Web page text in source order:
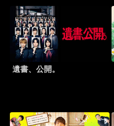
遺書、公開。